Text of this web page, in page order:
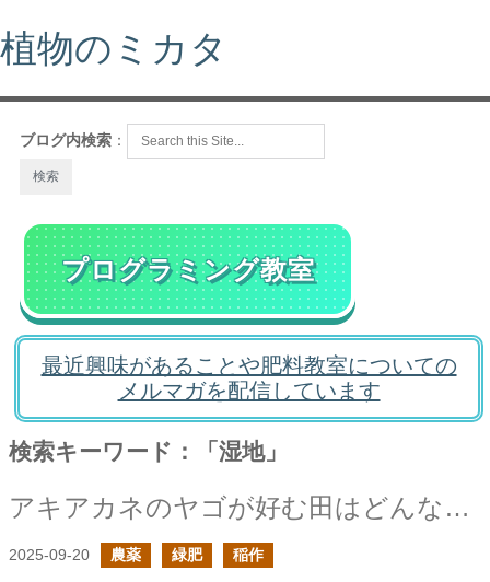
植物のミカタ
ブログ内検索 ：
プログラミング教室
最近興味があることや肥料教室についての
メルマガを配信しています
検索キーワード：「湿地」
アキアカネのヤゴが好む田はどんなところ？
2025-09-20 農薬 緑肥 稲作